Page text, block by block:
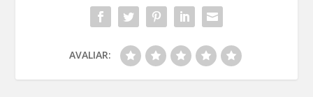
AVALIAR: